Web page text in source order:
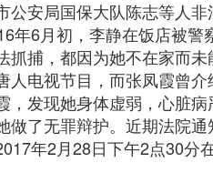
公安局国保大队陈志等人
年6月初，李静在饭店被
抓捕，都因为她不在家而
人电视节目，而张凤霞曾
，发现她身体虚弱，心脏
做了无罪辩护。近期法院
年2月28日下午2点30分